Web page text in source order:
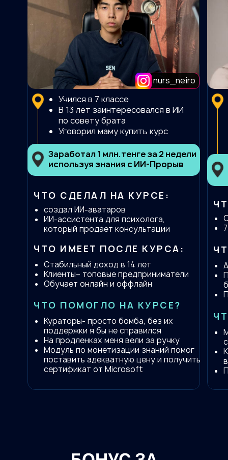
nurs_neiro
Заработал 1 млн.тенге за 2 недели
используя знания с ИИ-Прорыв
Учился в 7 классе
В 13 лет заинтересовался в ИИ
по совету брата
Уговорил маму купить курс
Кураторы- просто бомба, без их
поддержки я бы не справился
На продленках меня вели за ручку
Модуль по монетизации знаний помог
поставить адекватную цену и получить
сертификат от Microsoft
создал ИИ-аватаров
ИИ-ассистента для психолога,
который продает консультации
ЧТО ПОМОГЛО НА КУРСЕ?
ЧТО ИМЕЕТ ПОСЛЕ КУРСА:
Стабильный доход в 14 лет
Клиенты– топовые предприниматели
Обучает онлайн и оффлайн
ЧТО СДЕЛАЛ НА КУРСЕ: